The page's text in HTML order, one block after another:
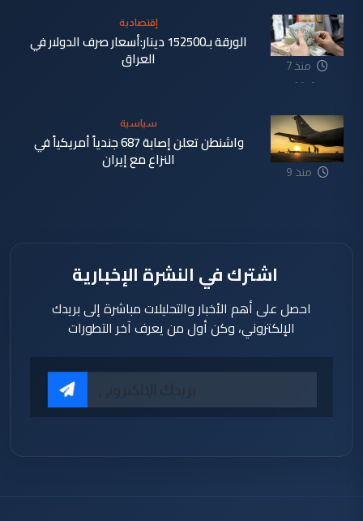
منذ 7
دقيقة
إقتصادية
الورقة بـ152500 دينار:أسعار صرف الدولار في
العراق
منذ 9
سياسية
واشنطن تعلن إصابة 687 جندياً أمريكياً في
النزاع مع إيران
اشترك في النشرة الإخبارية
احصل على أهم الأخبار والتحليلات مباشرة إلى بريدك
الإلكتروني، وكن أول من يعرف آخر التطورات